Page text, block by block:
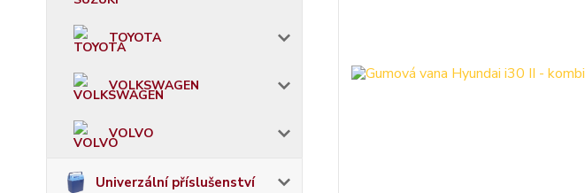
TOYOTA
VOLKSWAGEN
VOLVO
Univerzální příslušenství